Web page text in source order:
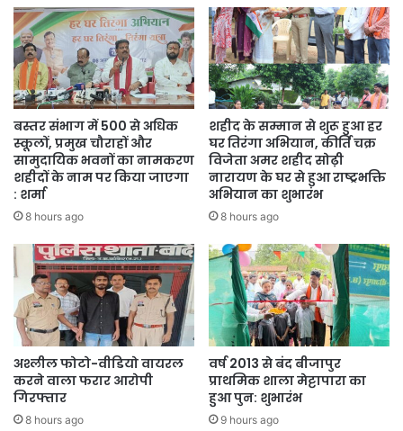
सरकारी बिजली से रोशन होने वाले है । यह छत्तीसगढ़ के इतिहास में एक सुनहरा
अध्याय है। चिरमिरी की आंखों में आज जो चमक है वो किसी बल्ब की नहीं, उनकी
उम्मीद पूरी होने की रोशनी है।
बस्तर संभाग में 500 से अधिक
स्कूलों, प्रमुख चौराहों और
सामुदायिक भवनों का नामकरण
शहीदों के नाम पर किया जाएगा
: शर्मा
8 hours ago
शहीद के सम्मान से शुरू हुआ हर
घर तिरंगा अभियान, कीर्ति चक्र
विजेता अमर शहीद सोढ़ी
नारायण के घर से हुआ राष्ट्रभक्ति
अभियान का शुभारंभ
8 hours ago
अश्लील फोटो-वीडियो वायरल
करने वाला फरार आरोपी
गिरफ्तार
8 hours ago
वर्ष 2013 से बंद बीजापुर
प्राथमिक शाला मेट्टापारा का
हुआ पुन: शुभारंभ
9 hours ago